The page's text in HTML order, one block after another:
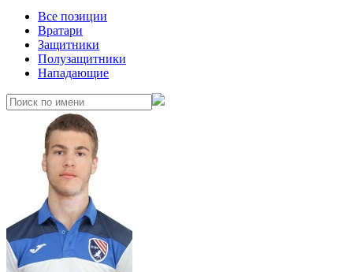
Все позиции
Вратари
Защитники
Полузащитники
Нападающие